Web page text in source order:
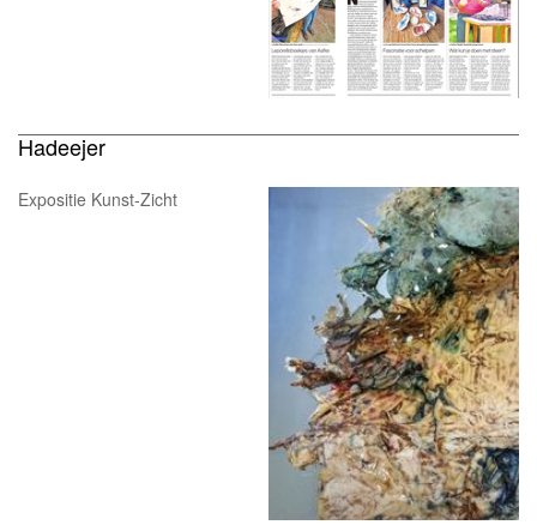
Hadeejer
Expositie Kunst-Zicht